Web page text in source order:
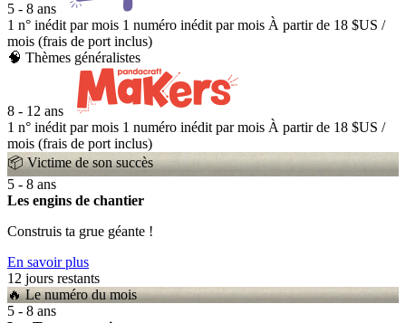
5 - 8 ans
1 n° inédit par mois 1 numéro inédit par mois À partir de 18 $US /
mois (frais de port inclus)
🧠 Thèmes généralistes
8 - 12 ans
1 n° inédit par mois 1 numéro inédit par mois À partir de 18 $US /
mois (frais de port inclus)
📦 Victime de son succès
5 - 8 ans
Les engins de chantier
Construis ta grue géante !
En savoir plus
1 2 jours restants
🔥 Le numéro du mois
5 - 8 ans